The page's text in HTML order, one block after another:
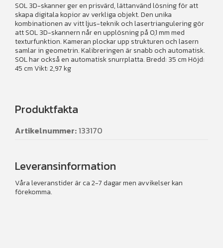
SOL 3D-skanner ger en prisvärd, lättanvänd lösning för att
skapa digitala kopior av verkliga objekt. Den unika
kombinationen av vitt ljus-teknik och lasertriangulering gör
att SOL 3D-skannern når en upplösning på 0,1 mm med
texturfunktion. Kameran plockar upp strukturen och lasern
samlar in geometrin. Kalibreringen är snabb och automatisk.
SOL har också en automatisk snurrplatta. Bredd: 35 cm Höjd:
45 cm Vikt: 2,97 kg
Produktfakta
Artikelnummer:133170
Leveransinformation
Våra leveranstider är ca 2-7 dagar men avvikelser kan
förekomma.